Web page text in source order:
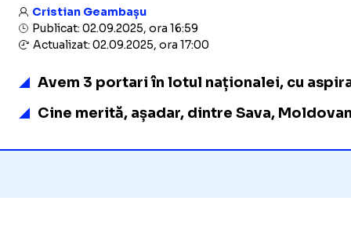
Cristian Geambașu
Publicat: 02.09.2025, ora 16:59
Actualizat: 02.09.2025, ora 17:00
Avem 3 portari în lotul naționalei, cu
Cine merită, așadar, dintre Sava,